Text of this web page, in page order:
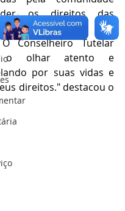
os direitos das
adolescentes nos
Conselheiro Tutelar
o olhar atento e
por suas vidas e
direitos." destacou o